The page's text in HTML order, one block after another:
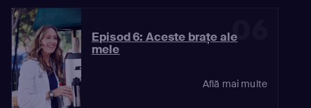
06
Episod 6: Aceste braţe ale
mele
Află mai multe